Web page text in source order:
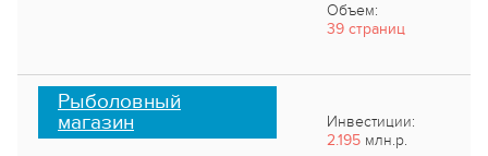
Объем:
39 страниц
Рыболовный
магазин
Инвестиции:
2.195млн.р.